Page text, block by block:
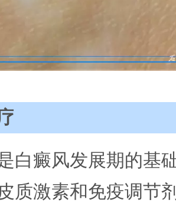
白癜风发展期的基
质激素和免疫调节